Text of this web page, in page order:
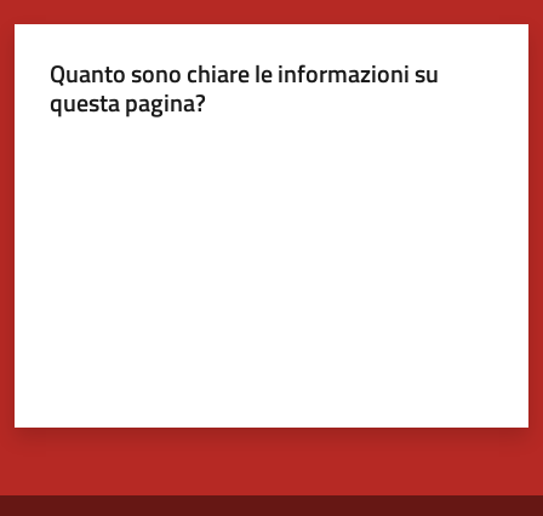
Tutti
argomenti...
Quanto sono chiare le informazioni su
questa pagina?